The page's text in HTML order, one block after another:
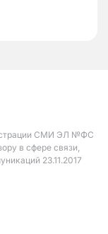
СМИ ЭЛ №ФС
в сфере связи,
23.11.2017